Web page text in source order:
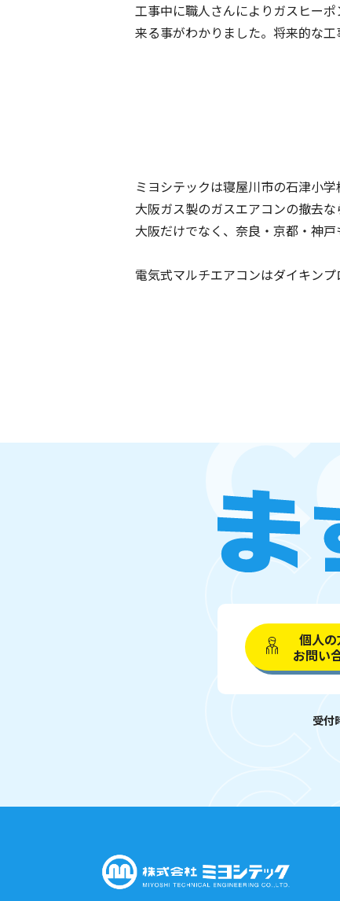
工事中に職人さんによりガスヒー
来る事がわかりました。将来的な工
ミヨシテックは寝屋川市の石津小
大阪ガス製のガスエアコンの撤去
大阪だけでなく、奈良・京都・神戸
電気式マルチエアコンはダイキン
個人
お問い
受付